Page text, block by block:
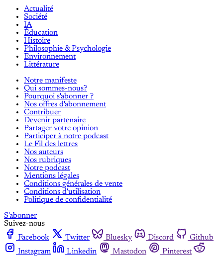
Actualité
Société
IA
Éducation
Histoire
Philosophie & Psychologie
Environnement
Littérature
Notre manifeste
Qui sommes-nous?
Pourquoi s'abonner ?
Nos offres d'abonnement
Contribuer
Devenir partenaire
Partager votre opinion
Participer à notre podcast
Le Fil des lettres
Nos auteurs
Nos rubriques
Notre podcast
Mentions légales
Conditions générales de vente
Conditions d'utilisation
Politique de confidentialité
S'abonner
Suivez-nous
Facebook
Twitter Bluesky Discord
Github
Instagram
Linkedin Mastodon
Pinterest